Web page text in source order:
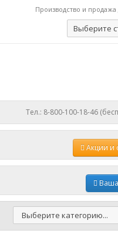
Производство и
Тел.: 8-800-100-18-46
Акциии